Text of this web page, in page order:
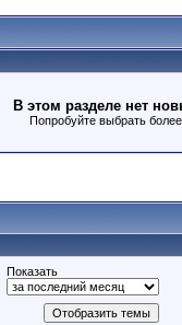
В этом разделе нет
Попробуйте выбрать
Показать